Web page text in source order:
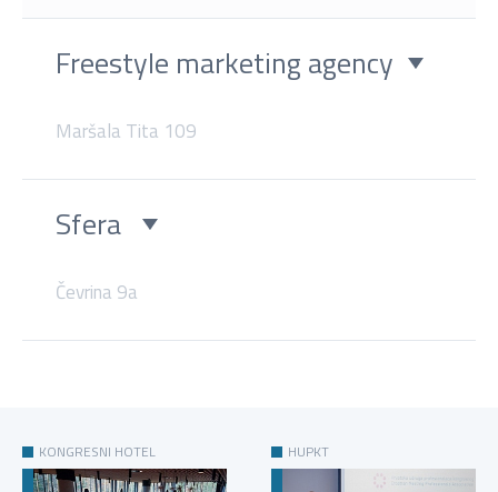
Freestyle marketing agency
Maršala Tita 109
Sfera
Čevrina 9a
KONGRESNI HOTEL HUPKT